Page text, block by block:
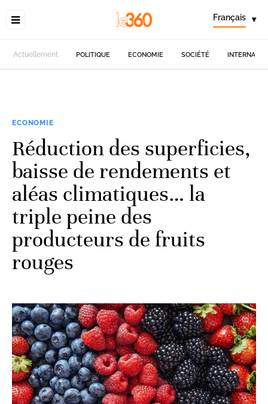
Français ▾
Actuellement POLITIQUE ECONOMIE SOCIÉTÉ
ECONOMIE
Réduction des superficies,
baisse de rendements et
aléas climatiques… la
triple peine des
producteurs de fruits
rouges